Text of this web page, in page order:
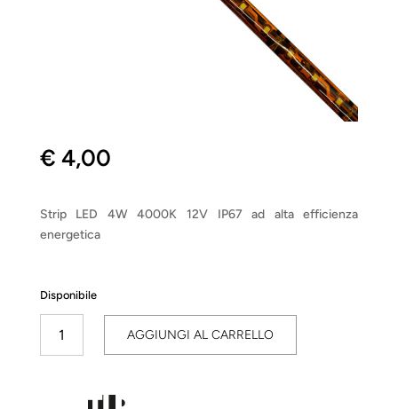
€ 4,00
Strip LED 4W 4000K 12V IP67 ad alta efficienza
energetica
Disponibile
LED
AGGIUNGI AL CARRELLO